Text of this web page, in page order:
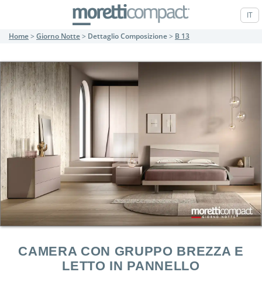
IT
Home> Giorno Notte> Dettaglio Composizione> B 13
CAMERA CON GRUPPO BREZZA E
LETTO IN PANNELLO